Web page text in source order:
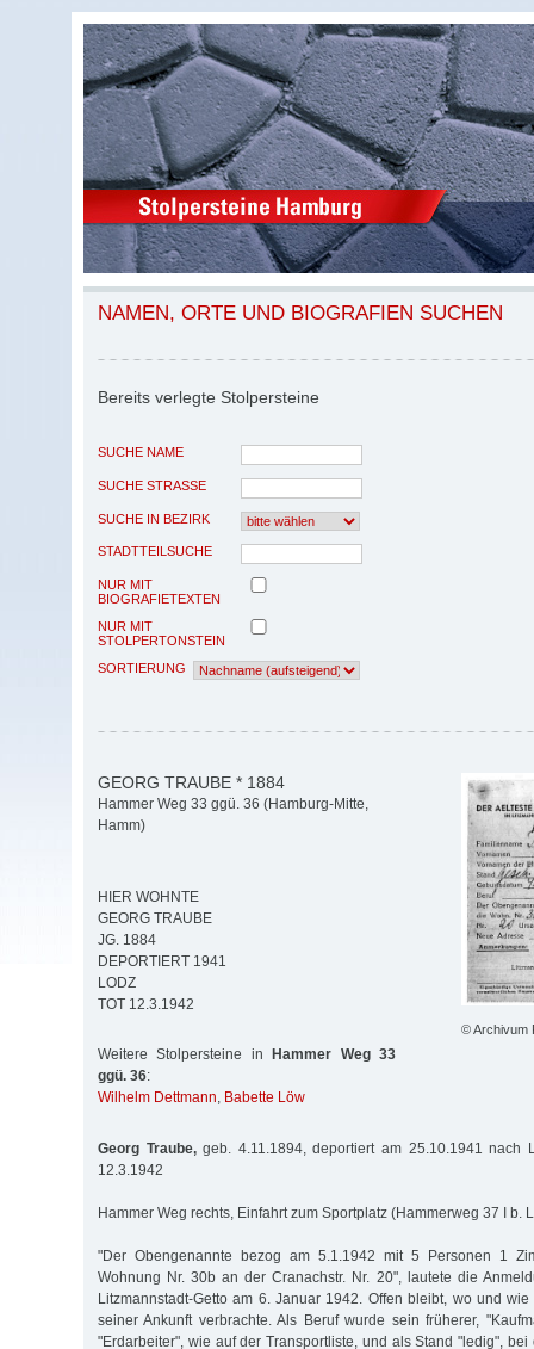
NAMEN, ORTE UND BIOGRAFIEN SUCHEN
Bereits verlegte Stolpersteine
SUCHE NAME
SUCHE STRASSE
SUCHE IN BEZIRK
STADTTEILSUCHE
NUR MIT
BIOGRAFIETEXTEN
NUR MIT
STOLPERTONSTEIN
SORTIERUNG
© Archivum
GEORG TRAUBE * 1884
Hammer Weg 33 ggü. 36 (Hamburg-Mitte,
Hamm)
HIER WOHNTE
GEORG TRAUBE
JG. 1884
DEPORTIERT 1941
LODZ
TOT 12.3.1942
Weitere Stolpersteine in
Hammer Weg 33
ggü. 36:
Wilhelm Dettmann, Babette Löw
Georg Traube,geb. 4.11.1894, deportiert am 25.10.1941 nach
12.3.1942
Hammer Weg rechts, Einfahrt zum Sportplatz (Hammerweg 37 I b.
"Der Obengenannte bezog am 5.1.1942 mit 5 Personen 1
Wohnung Nr. 30b an der Cranachstr. Nr. 20", lautete die
Litzmannstadt-Getto am 6. Januar 1942. Offen bleibt, wo und
seiner Ankunft verbrachte. Als Beruf wurde sein früherer,
"Erdarbeiter", wie auf der Transportliste, und als Stand "ledig",